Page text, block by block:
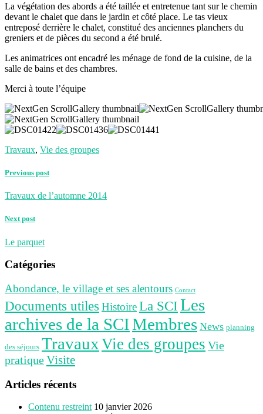
La végétation des abords a été taillée et entretenue tant sur le chemin
devant le chalet que dans le jardin et côté place. Le tas vieux
entreposé derrière le chalet, constitué des anciennes planchers du
greniers et de pièces du second a été brulé.
Les animatrices ont encadré les ménage de fond de la cuisine, de la
salle de bains et des chambres.
Merci à toute l’équipe
Travaux, Vie des groupes
Previous post
Travaux de l’automne 2014
Next post
Le parquet
Catégories
Abondance, le village et ses alentours Contact
Documents utiles HistoireLa SCILes
archives de la SCIMembres News planning
des séjours TravauxVie des groupes Vie
pratiqueVisite
Articles récents
Contenu restreint 10 janvier 2026